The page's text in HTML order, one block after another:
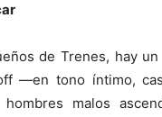
de Trenes, hay
—en tono íntimo,
malos